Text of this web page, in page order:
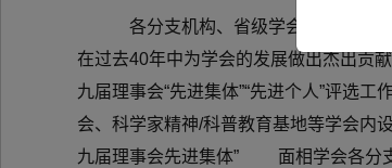
各分支机构、省级学会、支撑单
在过去40年中为学会的发展做出杰出贡
九届理事会“先进集体”“先进个人”评
会、科学家精神/科普教育基地等学会
九届理事会先进集体” 面相学会各分